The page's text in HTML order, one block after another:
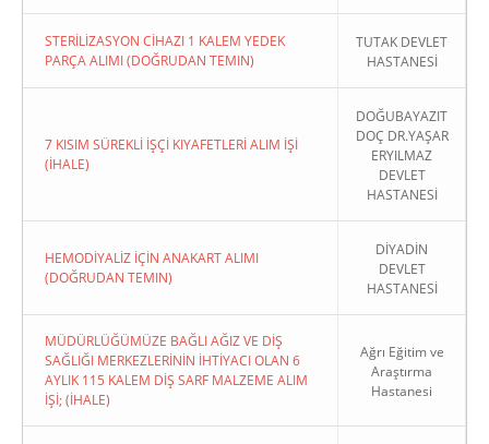
STERİLİZASYON CİHAZI 1 KALEM YEDEK
PARÇA ALIMI (DOĞRUDAN TEMIN)
TUTAK DEVLET
HASTANESİ
7 KISIM SÜREKLİ İŞÇİ KIYAFETLERİ ALIM İŞİ
(İHALE)
DOĞUBAYAZIT
DOÇ DR.YAŞAR
ERYILMAZ
DEVLET
HASTANESİ
HEMODİYALİZ İÇİN ANAKART ALIMI
(DOĞRUDAN TEMIN)
DİYADİN
DEVLET
HASTANESİ
MÜDÜRLÜĞÜMÜZE BAĞLI AĞIZ VE DİŞ
SAĞLIĞI MERKEZLERİNİN İHTİYACI OLAN 6
AYLIK 115 KALEM DİŞ SARF MALZEME ALIM
İŞİ; (İHALE)
Ağrı Eğitim ve
Araştırma
Hastanesi